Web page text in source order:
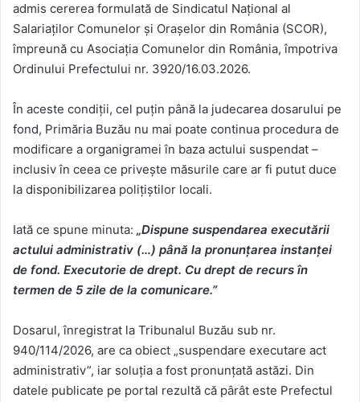
admis cererea formulată de Sindicatul Național al
Salariaților Comunelor și Orașelor din România (SCOR),
împreună cu Asociația Comunelor din România, împotriva
Ordinului Prefectului nr. 3920/16.03.2026.
În aceste condiții, cel puțin până la judecarea dosarului pe
fond, Primăria Buzău nu mai poate continua procedura de
modificare a organigramei în baza actului suspendat –
inclusiv în ceea ce privește măsurile care ar fi putut duce
la disponibilizarea polițiștilor locali.
Iată ce spune minuta: „Dispune suspendarea executării
actului administrativ (…) până la pronunțarea instanței
de fond. Executorie de drept. Cu drept de recurs în
termen de 5 zile de la comunicare.”
Dosarul, înregistrat la Tribunalul Buzău sub nr.
940/114/2026, are ca obiect „suspendare executare act
administrativ”, iar soluția a fost pronunțată astăzi. Din
datele publicate pe portal rezultă că pârât este Prefectul